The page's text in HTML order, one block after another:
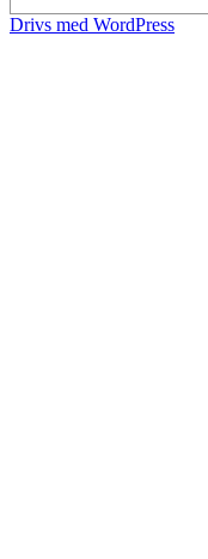
Drivs med WordPress